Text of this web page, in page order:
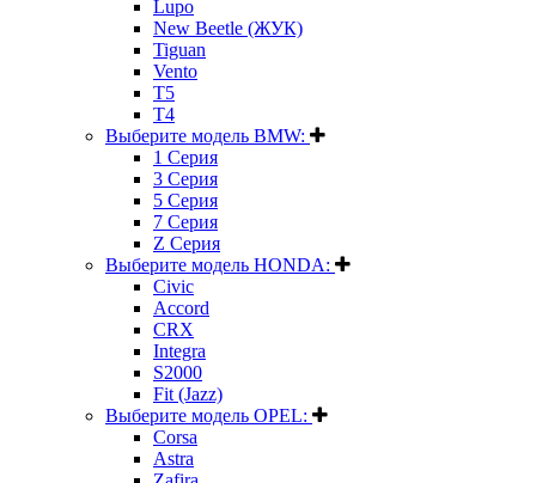
Lupo
New Beetle (ЖУК)
Tiguan
Vento
T5
T4
Выберите модель BMW:
1 Серия
3 Серия
5 Серия
7 Серия
Z Серия
Выберите модель HONDA:
Civic
Accord
CRX
Integra
S2000
Fit (Jazz)
Выберите модель OPEL:
Corsa
Astra